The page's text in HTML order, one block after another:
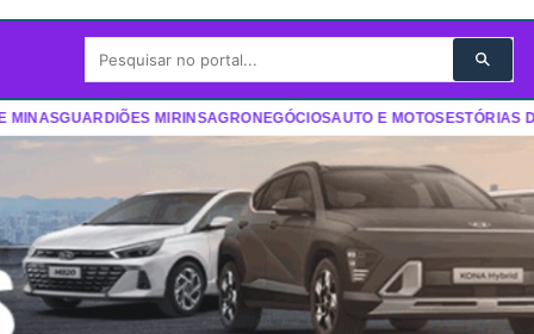
GUARDIÕES MIRINS AGRONEGÓCIOS AUTO E MOTOSESTÓRIAS DA